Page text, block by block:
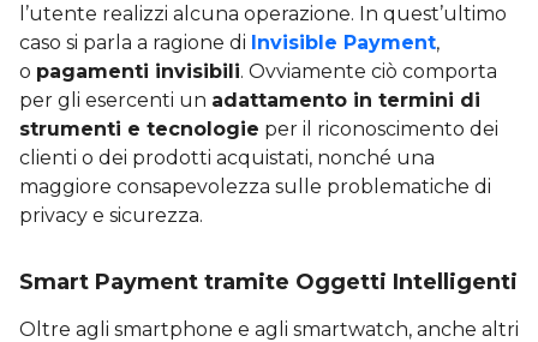
l’utente realizzi alcuna operazione. In quest’ultimo
caso si parla a ragione di Invisible Payment,
o pagamenti invisibili. Ovviamente ciò comporta
per gli esercenti un adattamento in termini di
strumenti e tecnologie per il riconoscimento dei
clienti o dei prodotti acquistati, nonché una
maggiore consapevolezza sulle problematiche di
privacy e sicurezza.
Smart Payment tramite Oggetti Intelligenti
Oltre agli smartphone e agli smartwatch, anche altri